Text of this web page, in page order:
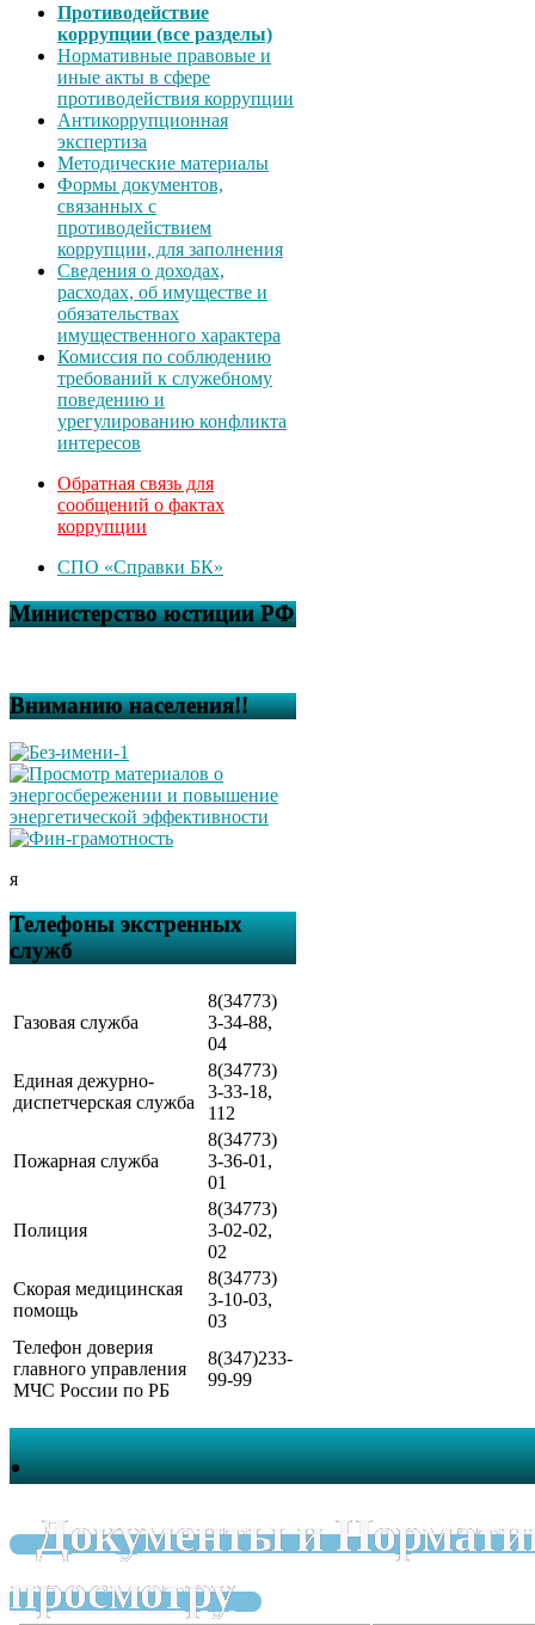
Противодействие
коррупции (все разделы)
Нормативные правовые и
иные акты в сфере
противодействия коррупции
Антикоррупционная
экспертиза
Методические материалы
Формы документов,
связанных с
противодействием
коррупции, для заполнения
Сведения о доходах,
расходах, об имуществе и
обязательствах
имущественного характера
Комиссия по соблюдению
требований к служебному
поведению и
урегулированию конфликта
интересов
Обратная связь для
сообщений о фактах
коррупции
СПО «Справки БК»
Министерство юстиции РФ
Вниманию населения!!
я
Телефоны экстренных
служб
Газовая служба
8(34773)
3-34-88,
04
Единая дежурно-
диспетчерская служба
8(34773)
3-33-18,
112
Пожарная служба
8(34773)
3-36-01,
01
Полиция
8(34773)
3-02-02,
02
Скорая медицинская
помощь
8(34773)
3-10-03,
03
Телефон доверия
главного управления
МЧС России по РБ
8(347)233-
99-99
.
Документы и
просмотру